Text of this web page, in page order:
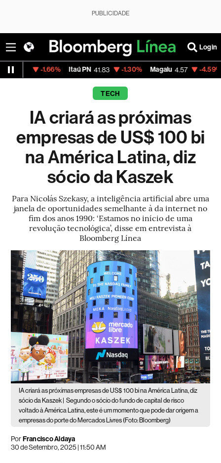
PUBLICIDADE
Login
Itaú PN 41.83 -1.30% Magalu 4.57 -4.59% Bitcoin
TECH
IA criará as próximas
empresas de US$ 100 bi
na América Latina, diz
sócio da Kaszek
Para Nicolás Szekasy, a inteligência artificial abre uma
janela de oportunidades semelhante à da internet no
fim dos anos 1990: ‘Estamos no início de uma
revolução tecnológica’, disse em entrevista à
Bloomberg Línea
IA criará as próximas empresas de US$ 100 bi na América Latina, diz
sócio da Kaszek |
Segundo o sócio do fundo de capital de risco
voltado à América Latina, este é um momento que pode dar origem a
empresas do porte do Mercados Livres (Foto: Bloomberg)
PorFrancisco Aldaya
30 de Setembro, 2025 | 11:50 AM